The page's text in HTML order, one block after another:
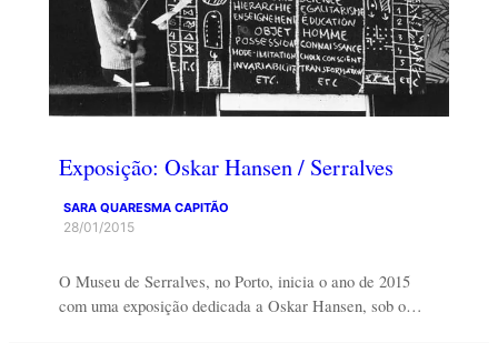
Exposição: Oskar Hansen / Serralves
SARA QUARESMA CAPITÃO
28/01/2015
O Museu de Serralves, no Porto, inicia o ano de 2015
com uma exposição dedicada a Oskar Hansen, sob o…